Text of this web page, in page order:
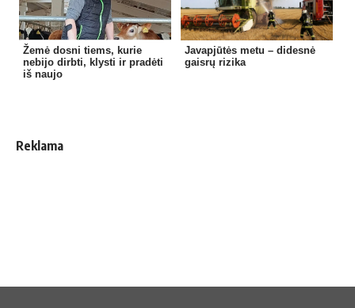
Žemė dosni tiems, kurie
nebijo dirbti, klysti ir pradėti
iš naujo
Javapjūtės metu – didesnė
gaisrų rizika
Reklama